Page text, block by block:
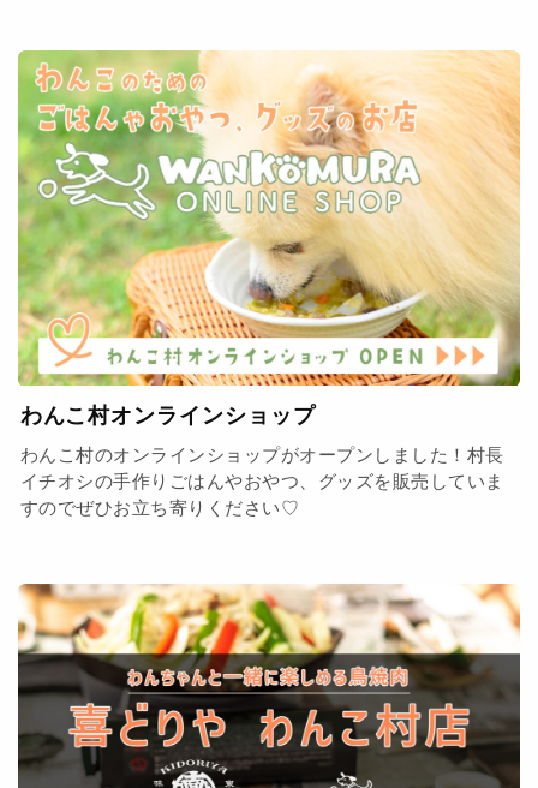
わんこ村オンラインショップ
わんこ村のオンラインショップがオープンしました！村長
イチオシの手作りごはんやおやつ、グッズを販売していま
すのでぜひお立ち寄りください♡